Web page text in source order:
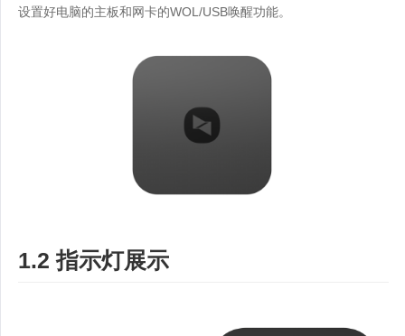
设置好电脑的主板和网卡的WOL/USB唤醒功能。
1.2 指示灯展示